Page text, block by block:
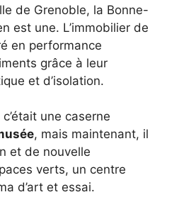
de Grenoble, la Bonne-
est une. L’immobilier de
en performance
grâce à leur
et d’isolation.
une caserne
, mais maintenant, il
et de nouvelle
verts, un centre
d’art et essai.